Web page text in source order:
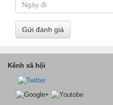
Gửi đánh giá
Kênh xã hội